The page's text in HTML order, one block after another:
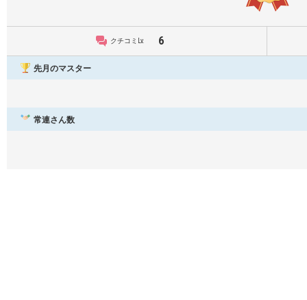
クチコミLv. 6
先月のマスター
常連さん数